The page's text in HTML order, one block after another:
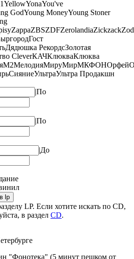
YellowYonaYou've
GodYoung MoneyYoung Stoner
ZappaZBSZDFZerolandiaZickzack
Гост
Дядюшка РекордсЗолотая
CleverКАЧКлюкваКлюква
М2МелодияМируМирМКФОНОрфей
СияниеУльтраУльтра Продакшн
|По
|По
|До
lp
LP. Если хотите искать по CD,
в раздел CD.
"Фонотека" (5 минут пешком от